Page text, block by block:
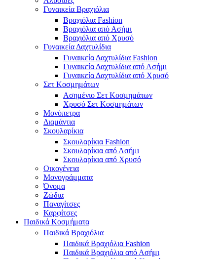
Γυναικεία Βραχιόλια
Βραχιόλια Fashion
Βραχιόλια από Ασήμι
Βραχιόλια από Χρυσό
Γυναικεία Δαχτυλίδια
Γυναικεία Δαχτυλίδια Fashion
Γυναικεία Δαχτυλίδια από Ασήμι
Γυναικεία Δαχτυλίδια από Χρυσό
Σετ Κοσμημάτων
Ασημένιο Σετ Κοσμημάτων
Χρυσό Σετ Κοσμημάτων
Μονόπετρα
Διαμάντια
Σκουλαρίκια
Σκουλαρίκια Fashion
Σκουλαρίκια από Ασήμι
Σκουλαρίκια από Χρυσό
Οικογένεια
Μονογράμματα
Όνομα
Ζώδια
Παναγίτσες
Καρφίτσες
Παιδικά Κοσμήματα
Παιδικά Βραχιόλια
Παιδικά Βραχιόλια Fashion
Παιδικά Βραχιόλια από Ασήμι